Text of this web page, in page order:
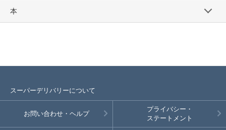
本
スーパーデリバリーについて
お問い合わせ・ヘルプ
プライバシー・
ステートメント